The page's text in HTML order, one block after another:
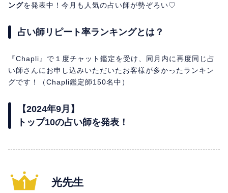
ングを発表中！今月も人気の占い師が勢ぞろい♡
占い師リピート率ランキングとは？
『Chapli』で１度チャット鑑定を受け、同月内に再度同じ占
い師さんにお申し込みいただいたお客様が多かったランキン
グです！（Chapli鑑定師150名中）
【2024年9月】
トップ10の占い師を発表！
光先生